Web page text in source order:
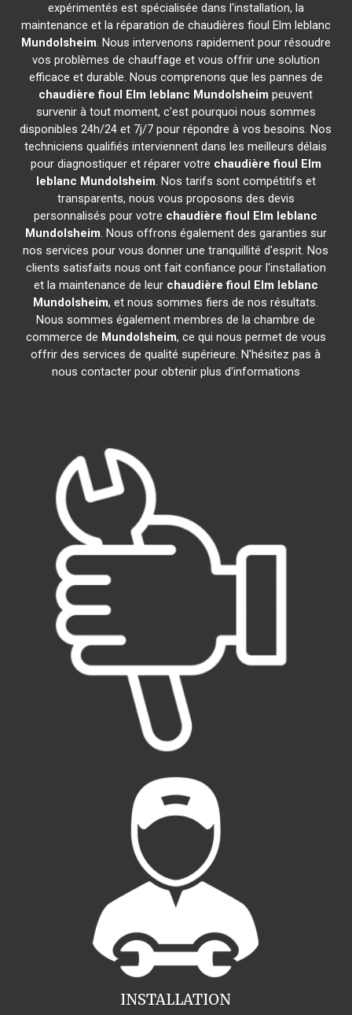
expérimentés est spécialisée dans l'installation, la
maintenance et la réparation de chaudières fioul Elm leblanc
Mundolsheim. Nous intervenons rapidement pour résoudre
vos problèmes de chauffage et vous offrir une solution
efficace et durable. Nous comprenons que les pannes de
chaudière fioul Elm leblanc Mundolsheim peuvent
survenir à tout moment, c'est pourquoi nous sommes
disponibles 24h/24 et 7j/7 pour répondre à vos besoins. Nos
techniciens qualifiés interviennent dans les meilleurs délais
pour diagnostiquer et réparer votre chaudière fioul Elm
leblanc Mundolsheim. Nos tarifs sont compétitifs et
transparents, nous vous proposons des devis
personnalisés pour votre chaudière fioul Elm leblanc
Mundolsheim. Nous offrons également des garanties sur
nos services pour vous donner une tranquillité d'esprit. Nos
clients satisfaits nous ont fait confiance pour l'installation
et la maintenance de leur chaudière fioul Elm leblanc
Mundolsheim, et nous sommes fiers de nos résultats.
Nous sommes également membres de la chambre de
commerce de Mundolsheim, ce qui nous permet de vous
offrir des services de qualité supérieure. N'hésitez pas à
nous contacter pour obtenir plus d'informations
INSTALLATION